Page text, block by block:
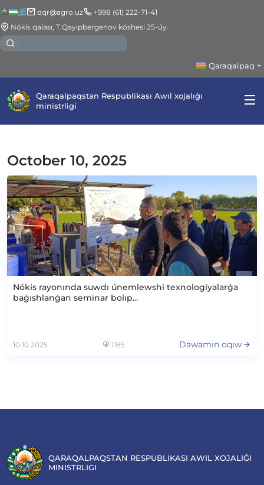
qqr@agro.uz
+998 (61) 222-71-41
Nókis qalası, T.Qayıpbergenov kóshesi 25-úy.
Qaraqalpaq
Qaraqalpaqstan Respublikası Awıl xojalıǵı
ministrligi
October 10, 2025
Nókis rayonında suwdı únemlewshi texnologiyalarǵa
baǵıshlanǵan seminar bolıp...
10.10.2025 1185 Dawamın oqıw
QARAQALPAQSTAN RESPUBLIKASI AWIL XOJALIǴI
MINISTRLIGI